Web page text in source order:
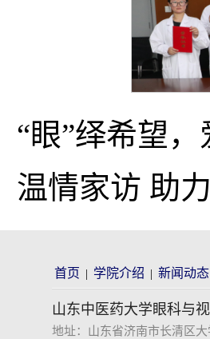
“眼”绎希望
温情家访 助
首页 | 学院介绍 | 新闻动态
山东中医药大学眼科与
地址：山东省济南市长清区